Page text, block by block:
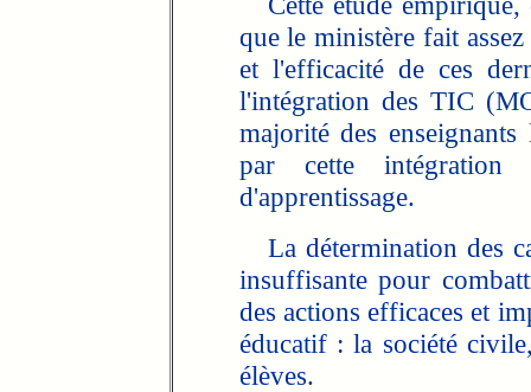
que le ministère fait
et l'efficacité de ces
l'intégration des TIC
majorité des
par cette
d'apprentissage.
La détermination des
insuffisante pour
des actions efficaces et
éducatif : la société
élèves.